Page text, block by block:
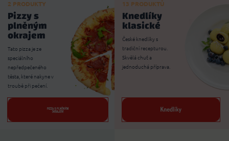
2 PRODUKTY
Pizzy s
plněným
okrajem
Tato pizza je ze
speciálního
nepředpečeného
těsta, které nakyne v
troubě při pečení.
13 PRODUKTŮ
Knedlíky
klasické
České knedlíky s
tradiční recepturou.
Skvělá chuť a
jednoduchá příprava.